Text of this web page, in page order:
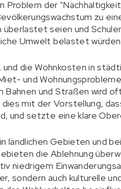
der
zu
seien und
Umwelt belastet
die Wohnkosten in
und
Bahnen und Straßen wird
mit der Vorstellung,
und setzte eine klare
Gebieten und
die Ablehnung
niedrigem
sondern auch kulturelle